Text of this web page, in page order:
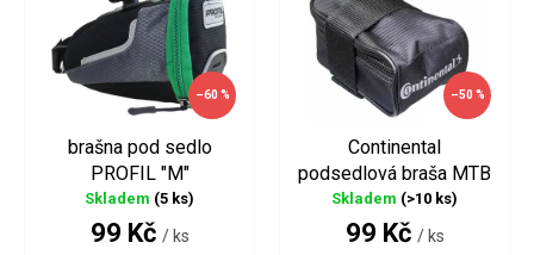
–60 %
brašna pod sedlo
PROFIL "M"
Skladem (5 ks)
99 Kč / ks
–50 %
Continental
podsedlová braša MTB
Skladem (>10 ks)
99 Kč / ks